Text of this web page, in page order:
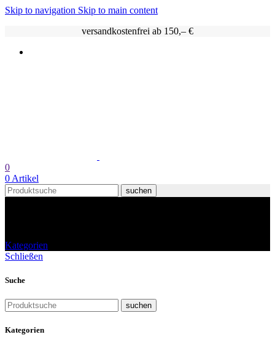
Skip to navigation Skip to main content
versandkostenfrei ab 150,– €
0
0 Artikel
suchen
Kategorien
Schließen
Suche
suchen
Kategorien